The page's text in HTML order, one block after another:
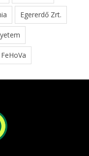
Egererdő Zrt.
FeHoVa